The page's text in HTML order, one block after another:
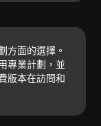
方面的選擇。
專業計劃，並
版本在訪問和